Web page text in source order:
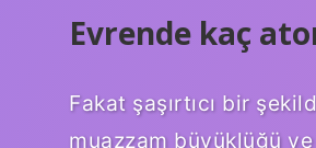
Evrende kaç
Fakat şaşırtıcı bir
muazzam büyüklüğü ve